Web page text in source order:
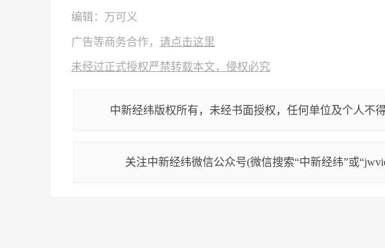
编辑：万可义
广告等商务合作， 请点击这里
未经过正式授权严禁转载本文，侵权必究
中新经纬版权所有，未经书面授权，任何单位及个人不
关注中新经纬微信公众号(微信搜索“中新经纬”或